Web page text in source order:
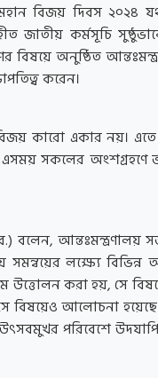
বিজয় দিবস ২০২৪
জাতীয় কর্মসূচি
বিষয়ে অনুষ্ঠিত
করেন।
বিজয় কারো একার নয়।
এসময় সকলের অংশগ্রহণে
বলেন, আন্তঃমন্ত্রণালয়
লক্ষ্যে বিভিন্ন
করা হয়, সে
বিষয়েও আলোচনা
পরিবেশে